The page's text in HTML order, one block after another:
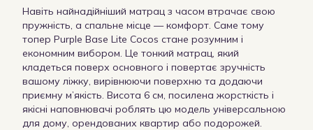
Навіть найнадійніший матрац з часом втрачає свою
пружність, а спальне місце — комфорт. Саме тому
топер Purple Base Lite Cocos стане розумним і
економним вибором. Це тонкий матрац, який
кладеться поверх основного і повертає зручність
вашому ліжку, вирівнюючи поверхню та додаючи
приємну м’якість. Висота 6 см, посилена жорсткість і
якісні наповнювачі роблять цю модель універсальною
для дому, орендованих квартир або подорожей.